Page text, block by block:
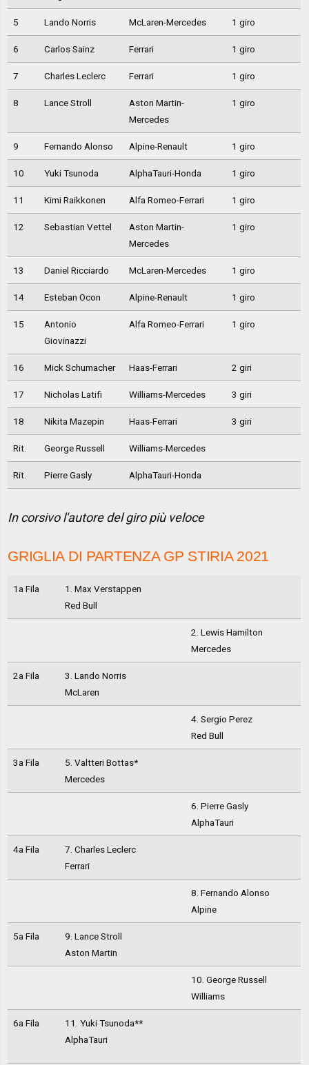
5 Lando Norris McLaren-Mercedes 1 giro
6 Carlos Sainz Ferrari 1 giro
7 Charles Leclerc Ferrari 1 giro
8 Lance Stroll
Aston Martin-
Mercedes
1 giro
9 Fernando Alonso Alpine-Renault 1 giro
10 Yuki Tsunoda AlphaTauri-Honda 1 giro
11 Kimi Raikkonen Alfa Romeo-Ferrari 1 giro
12 Sebastian Vettel
Aston Martin-
Mercedes
1 giro
13 Daniel Ricciardo McLaren-Mercedes 1 giro
14 Esteban Ocon Alpine-Renault 1 giro
15
Antonio
Giovinazzi
Alfa Romeo-Ferrari 1 giro
16 Mick Schumacher Haas-Ferrari 2 giri
17 Nicholas Latifi Williams-Mercedes 3 giri
18 Nikita Mazepin Haas-Ferrari 3 giri
Rit. George Russell Williams-Mercedes
Rit. Pierre Gasly AlphaTauri-Honda
In corsivo l'autore del giro più veloce
GRIGLIA DI PARTENZA GP STIRIA 2021
1a Fila
1. Max Verstappen
Red Bull
2. Lewis Hamilton
Mercedes
2a Fila
3. Lando Norris
McLaren
4. Sergio Perez
Red Bull
3a Fila
5. Valtteri Bottas*
Mercedes
6. Pierre Gasly
AlphaTauri
4a Fila
7. Charles Leclerc
Ferrari
8. Fernando Alonso
Alpine
5a Fila
9. Lance Stroll
Aston Martin
10. George Russell
Williams
6a Fila
11. Yuki Tsunoda**
AlphaTauri